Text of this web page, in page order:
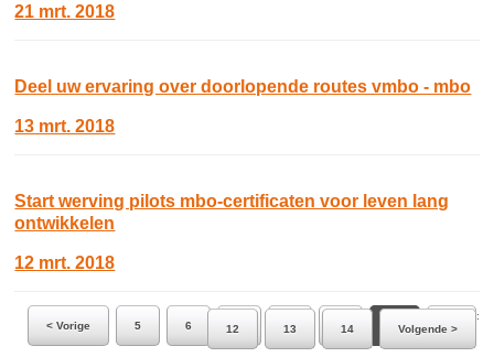
21 mrt. 2018
Deel uw ervaring over doorlopende routes vmbo - mbo
13 mrt. 2018
Start werving pilots mbo-certificaten voor leven lang
ontwikkelen
12 mrt. 2018
Ga naar pagina:
< Vorige
5 6 7 8 9 10 11
12 13 14 Volgende >